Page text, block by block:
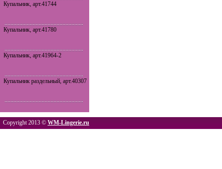
Купальник, арт.41744
Купальник, арт.41780
Купальник, арт.41964-2
Купальник раздельный, арт.40307
Copyright 2013 © WM-Lingerie.ru